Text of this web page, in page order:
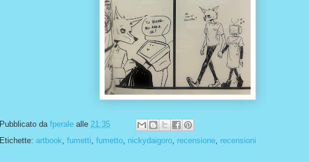
Pubblicato da fperale alle 21:35
Etichette: artbook, fumetti, fumetto, nickydaigoro, recensione, recensioni